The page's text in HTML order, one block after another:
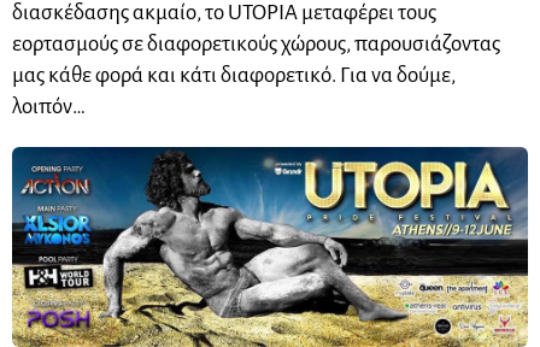
διασκέδασης ακμαίο, το UTOPIA μεταφέρει τους
εορτασμούς σε διαφορετικούς χώρους, παρουσιάζοντας
μας κάθε φορά και κάτι διαφορετικό. Για να δούμε,
λοιπόν…